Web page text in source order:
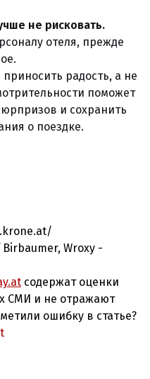
не рисковать.
отеля, прежде
радость, а не
поможет
и сохранить
о поездке.
Wroxy -
содержат оценки
СМИ и не отражают
ошибку в статье?